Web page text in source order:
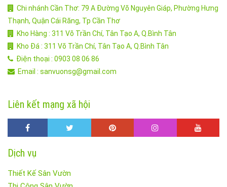
Chi nhánh Cần Thơ: 79 A Đường Võ Nguyên Giáp, Phường Hưng
Thạnh, Quận Cái Răng, Tp Cần Thơ
Kho Hàng : 311 Võ Trần Chí, Tân Tạo A, Q.Bình Tân
Kho Đá : 311 Võ Trần Chí, Tân Tạo A, Q.Bình Tân
Điện thoại : 0903 08 06 86
Email : sanvuonsg@gmail.com
Liên kết mạng xã hội
Dịch vụ
Thiết Kế Sân Vườn